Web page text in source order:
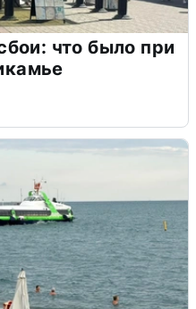
что было при